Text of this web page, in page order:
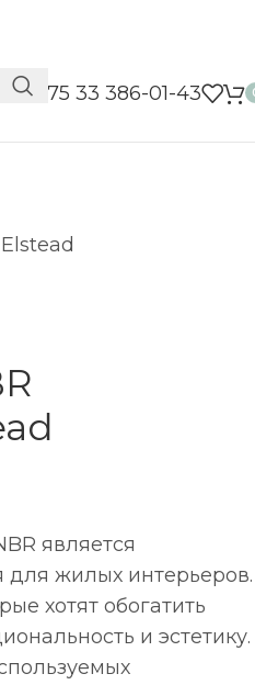
📞 +375 33 386-01-43
является
жилых интерьеров.
хотят обогатить
и эстетику.